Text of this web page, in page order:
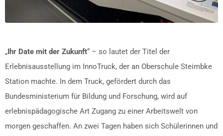
„Ihr Date mit der Zukunft“ – so lautet der Titel der
Erlebnisausstellung im InnoTruck, der an Oberschule Steimbke
Station machte. In dem Truck, gefördert durch das
Bundesministerium für Bildung und Forschung, wird auf
erlebnispädagogische Art Zugang zu einer Arbeitswelt von
morgen geschaffen. An zwei Tagen haben sich Schülerinnen und